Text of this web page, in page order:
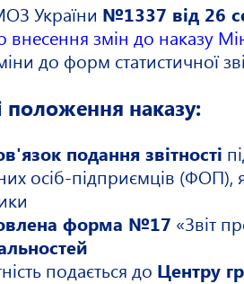
України №1337 від 26
внесення змін до наказу
до форм статистичної
наказу:
подання звітності
осіб-підприємців (ФОП),
форма №17 «Звіт
подається до Центру